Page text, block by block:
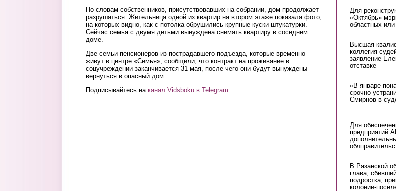
По словам собственников, присутствовавших на собрании, дом продолжает
разрушаться. Жительница одной из квартир на втором этаже показала фото,
на которых видно, как с потолка обрушились крупные куски штукатурки.
Сейчас семья с двумя детьми вынуждена снимать квартиру в соседнем
доме.
Две семьи пенсионеров из пострадавшего подъезда, которые временно
живут в центре «Семья», сообщили, что контракт на проживание в
соцучреждении заканчивается 31 мая, после чего они будут вынуждены
вернуться в опасный дом.
Подписывайтесь на канал Vidsboku в Telegram
Для
«Октябрь»
областных
Высшая
коллегия
заявление
отставке
«В январе
срочно
Смирнов в
Для
предприятий
В Рязанской
глава,
подростка,
колонии-